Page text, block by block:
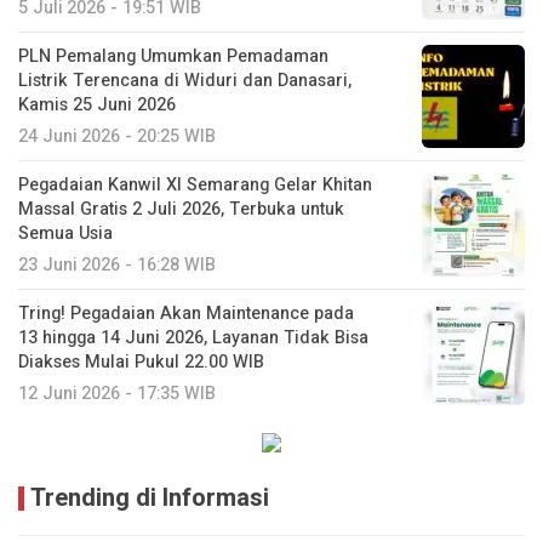
5 Juli 2026 - 19:51 WIB
PLN Pemalang Umumkan Pemadaman
Listrik Terencana di Widuri dan Danasari,
Kamis 25 Juni 2026
24 Juni 2026 - 20:25 WIB
Pegadaian Kanwil XI Semarang Gelar Khitan
Massal Gratis 2 Juli 2026, Terbuka untuk
Semua Usia
23 Juni 2026 - 16:28 WIB
Tring! Pegadaian Akan Maintenance pada
13 hingga 14 Juni 2026, Layanan Tidak Bisa
Diakses Mulai Pukul 22.00 WIB
12 Juni 2026 - 17:35 WIB
Trending di Informasi